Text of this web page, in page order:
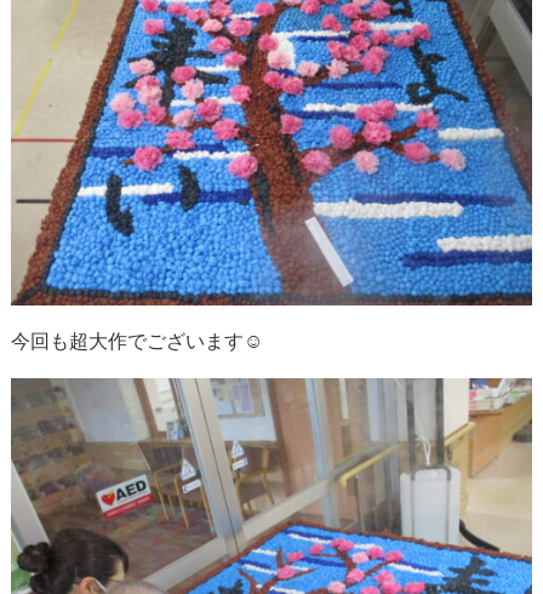
今回も超大作でございます☺